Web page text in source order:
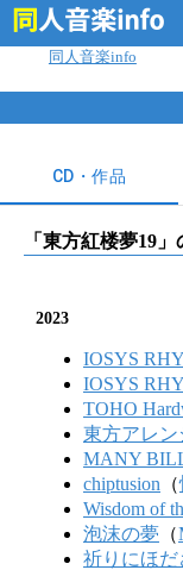
同人音楽info
CD・作品
「 東方紅楼夢19
2023
IOSYS
IOSYS
TOHO
東方アレン
MANY
chiptusion （
Wisdom of
泡沫の夢 （
祈りにほだ